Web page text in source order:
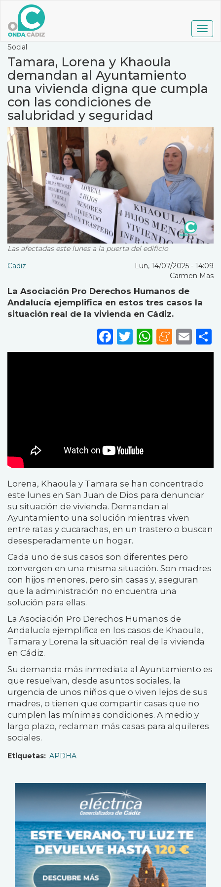
contenido
principal
Social
Tamara, Lorena y Khaoula
demandan al Ayuntamiento
una vivienda digna que cumpla
con las condiciones de
salubridad y seguridad
Las afectadas este lunes a la puerta del edificio
Cadiz
Lun, 14/07/2025 - 14:09
Carmen Mas
La Asociación Pro Derechos Humanos de
Andalucía ejemplifica en estos tres casos la
situación real de la vivienda en Cádiz.
Facebook
Twitter
Lorena, Khaoula y Tamara se han concentrado
este lunes en San Juan de Dios para denunciar
su situación de vivienda. Demandan al
Ayuntamiento una solución mientras viven
entre ratas y cucarachas, en un trastero o buscan
desesperadamente un hogar.
Cada uno de sus casos son diferentes pero
convergen en una misma situación. Son madres
con hijos menores, pero sin casas y, aseguran
que la administración no encuentra una
solución para ellas.
La Asociación Pro Derechos Humanos de
Andalucía ejemplifica en los casos de Khaoula,
Tamara y Lorena la situación real de la vivienda
en Cádiz.
Su demanda más inmediata al Ayuntamiento es
que resuelvan, desde asuntos sociales, la
urgencia de unos niños que o viven lejos de sus
madres, o tienen que compartir casas que no
cumplen las mínimas condiciones. A medio y
largo plazo, reclaman más casas para alquileres
sociales.
Etiquetas APDHA